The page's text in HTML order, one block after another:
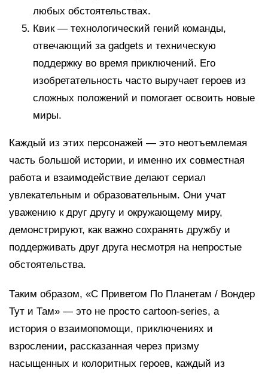
любых обстоятельствах.
Квик — технологический гений команды,
отвечающий за gadgets и техническую
поддержку во время приключений. Его
изобретательность часто выручает героев из
сложных положений и помогает освоить новые
миры.
Каждый из этих персонажей — это неотъемлемая
часть большой истории, и именно их совместная
работа и взаимодействие делают сериал
увлекательным и образовательным. Они учат
уважению к друг другу и окружающему миру,
демонстрируют, как важно сохранять дружбу и
поддерживать друг друга несмотря на непростые
обстоятельства.
Таким образом, «С Приветом По Планетам / Вондер
Тут и Там» — это не просто cartoon-series, а
история о взаимопомощи, приключениях и
взрослении, рассказанная через призму
насыщенных и колоритных героев, каждый из